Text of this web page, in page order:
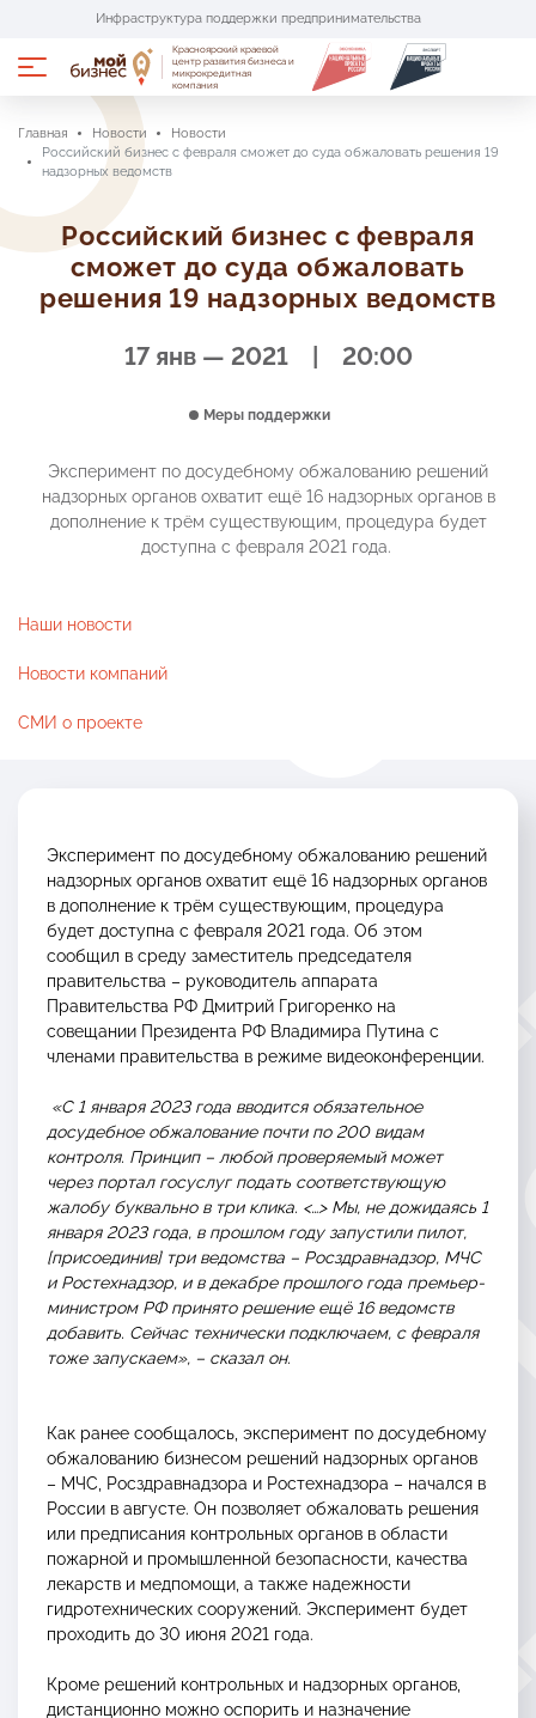
Инфраструктура поддержки предпринимательства
Портал имущественной поддержки
Портал поставщиков «Сделано в крае»
Красноярский краевой
центр развития бизнеса и
микрокредитная
компания
Услуги и меры поддержки
Центры поддержки
Календарь мероприятий
Закупки
МНОГОКАНАЛЬНЫЙ ТЕЛЕФОН
8 800 234 0 124
Следите за нами
в социальных
сетях:
Главная Новости
Новости
Российский бизнес с февраля сможет до суда обжаловать решения 19
надзорных ведомств
Российский бизнес с февраля
сможет до суда обжаловать
решения 19 надзорных ведомств
17 янв — 2021 | 20:00
Меры поддержки
Эксперимент по досудебному обжалованию решений
надзорных органов охватит ещё 16 надзорных органов в
дополнение к трём существующим, процедура будет
доступна с февраля 2021 года.
Наши новости
Новости компаний
СМИ о проекте
Эксперимент по досудебному обжалованию решений
надзорных органов охватит ещё 16 надзорных органов
в дополнение к трём существующим, процедура
будет доступна с февраля 2021 года. Об этом
сообщил в среду заместитель председателя
правительства – руководитель аппарата
Правительства РФ Дмитрий Григоренко на
совещании Президента РФ Владимира Путина с
членами правительства в режиме видеоконференции.
«С 1 января 2023 года вводится обязательное
досудебное обжалование почти по 200 видам
контроля. Принцип – любой проверяемый может
через портал госуслуг подать соответствующую
жалобу буквально в три клика. <…> Мы, не дожидаясь 1
января 2023 года, в прошлом году запустили пилот,
[присоединив] три ведомства – Росздравнадзор, МЧС
и Ростехнадзор, и в декабре прошлого года премьер-
министром РФ принято решение ещё 16 ведомств
добавить. Сейчас технически подключаем, с февраля
тоже запускаем», – сказал он.
Как ранее сообщалось, эксперимент по досудебному
обжалованию бизнесом решений надзорных органов
– МЧС, Росздравнадзора и Ростехнадзора – начался в
России в августе. Он позволяет обжаловать решения
или предписания контрольных органов в области
пожарной и промышленной безопасности, качества
лекарств и медпомощи, а также надежности
гидротехнических сооружений. Эксперимент будет
проходить до 30 июня 2021 года.
Кроме решений контрольных и надзорных органов,
дистанционно можно оспорить и назначение